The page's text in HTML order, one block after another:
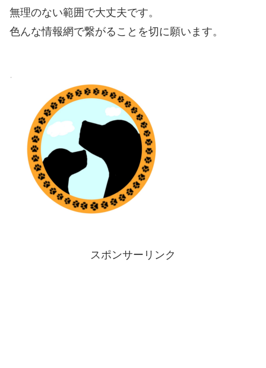
無理のない範囲で大丈夫です。
色んな情報網で繋がることを切に願います。
スポンサーリンク